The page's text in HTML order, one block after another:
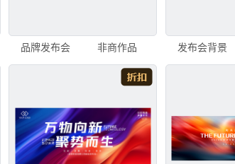
品牌发布会 非商作品 发布会背景